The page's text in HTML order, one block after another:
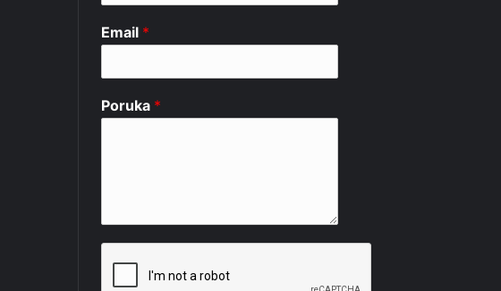
Email *
Poruka *